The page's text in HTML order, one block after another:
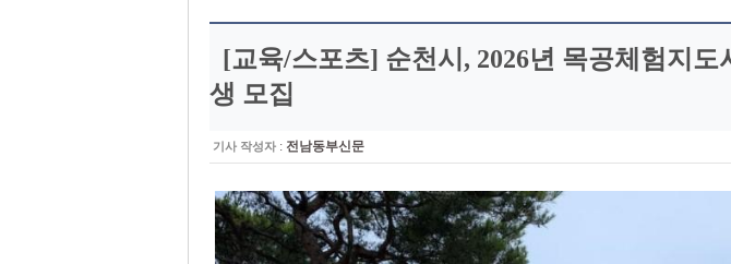
[교육/스포츠] 순천시, 2026년 목공체험지도
생 모집
기사 작성자: 전남동부신문